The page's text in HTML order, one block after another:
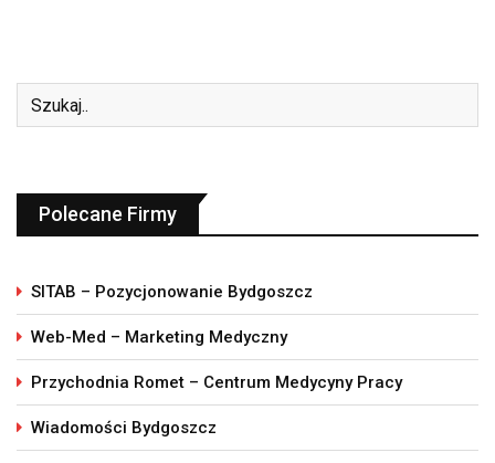
Polecane Firmy
SITAB – Pozycjonowanie Bydgoszcz
Web-Med – Marketing Medyczny
Przychodnia Romet – Centrum Medycyny Pracy
Wiadomości Bydgoszcz